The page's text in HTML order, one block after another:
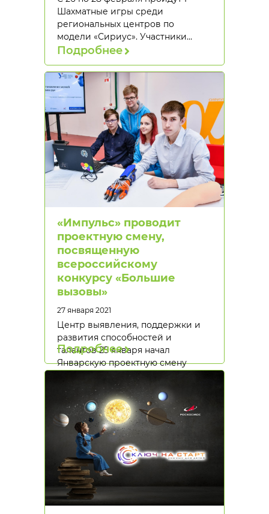
Шахматные игры среди
региональных центров по
модели «Сириус». Участники…
Подробнее
«Импульс» проводит
проектную смену,
посвященную
всероссийскому
конкурсу «Большие
вызовы»
27 января 2021
Центр выявления, поддержки и
развития способностей и
талантов 25 января начал
Январскую проектную смену
Подробнее